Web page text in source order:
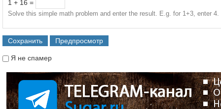
1 + 16 =
Solve this simple math problem and enter the result. E.g. for 1+3, enter 4.
Я не спамер